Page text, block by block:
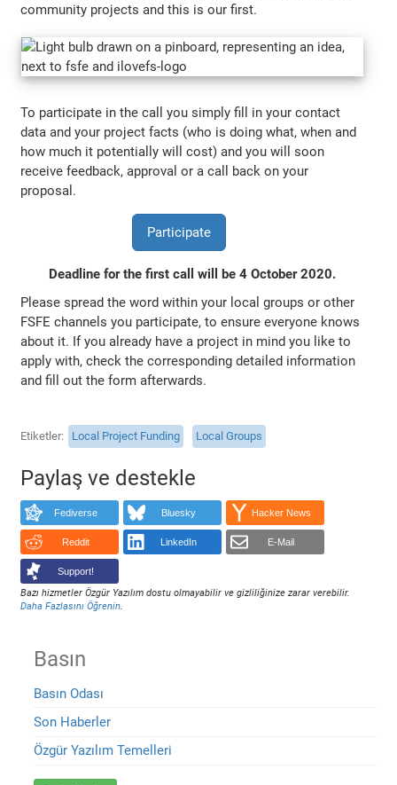
community projects and this is our first.
To participate in the call you simply fill in your contact
data and your project facts (who is doing what, when and
how much it potentially will cost) and you will soon
receive feedback, approval or a call back on your
proposal.
Participate
Deadline for the first call will be 4 October 2020.
Please spread the word within your local groups or other
FSFE channels you participate, to ensure everyone knows
about it. If you already have a project in mind you like to
apply with, check the corresponding detailed information
and fill out the form afterwards.
Etiketler Local Project Funding Local Groups
Paylaş ve destekle
Fediverse Bluesky Hacker News
Reddit LinkedIn E-Mail
Support!
Bazı hizmetler Özgür Yazılım dostu olmayabilir ve gizliliğinize zarar verebilir.
Daha Fazlasını Öğrenin.
Basın
Basın Odası
Son Haberler
Özgür Yazılım Temelleri